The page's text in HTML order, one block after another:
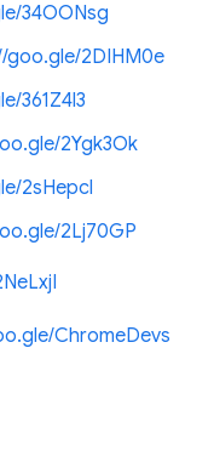
34OONsg
goo.gle/2DIHM0e
361Z4l3
2Ygk3Ok
2sHepcl
2Lj70GP
ChromeDevs